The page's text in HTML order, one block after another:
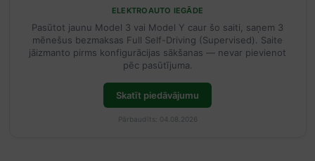
ELEKTROAUTO IEGĀDE
Pasūtot jaunu Model 3 vai Model Y caur šo saiti, saņem 3
mēnešus bezmaksas Full Self-Driving (Supervised). Saite
jāizmanto pirms konfigurācijas sākšanas — nevar pievienot
pēc pasūtījuma.
Skatīt piedāvājumu
Pārbaudīts: 04.08.2026